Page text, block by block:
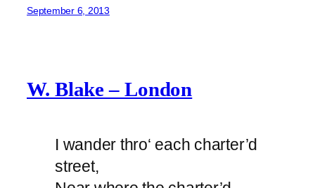
September 6, 2013
W. Blake – London
I wander thro‘ each charter’d
street,